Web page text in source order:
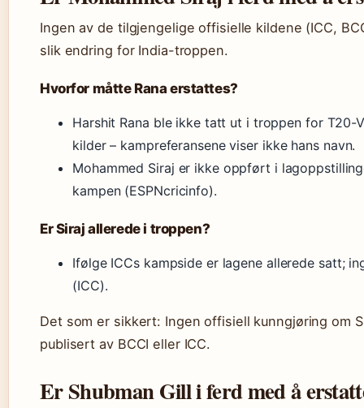
Ingen av de tilgjengelige offisielle kildene (ICC,
slik endring for India-troppen.
Hvorfor måtte Rana erstattes?
Harshit Rana ble ikke tatt ut i troppen for T20-
kilder – kampreferansene viser ikke hans navn.
Mohammed Siraj er ikke oppført i
kampen (ESPNcricinfo).
Er Siraj allerede i troppen?
Ifølge ICCs kampside er lagene allerede satt;
(ICC).
Det som er sikkert: Ingen offisiell kunngjøring om
publisert av BCCI eller ICC.
Er Shubman Gill i ferd med å